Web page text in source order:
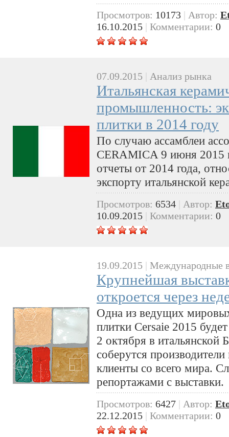
Просмотров: 10173 | Автор:
16.10.2015 | Комментарии: 0
07.09.2015 Анализ рынка
Итальянская
промышленность:
плитки в 2014 году
По случаю ассамблеи
CERAMICA 9 июня 2015
отчеты от 2014 года,
экспорту итальянской
Просмотров: 6534 Автор:
10.09.2015
Комментарии: 0
19.09.2015 | Международные
Крупнейшая
откроется через
Одна из ведущих
плитки Cersaie 2015
2 октября в итальянской
соберутся
клиенты со всего мира.
репортажами с выставки.
Просмотров: 6427 | Автор:
22.12.2015 | Комментарии: 0